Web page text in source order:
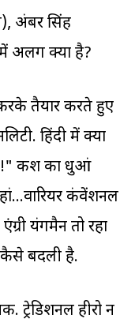
अंबर सिंह
में अलग क्या है?
तैयार करते हुए
हिंदी में क्या
कश का धुआं
कंवेंशनल
यंगमैन तो रहा
कैसे बदली है.
ट्रेडिशनल हीरो न